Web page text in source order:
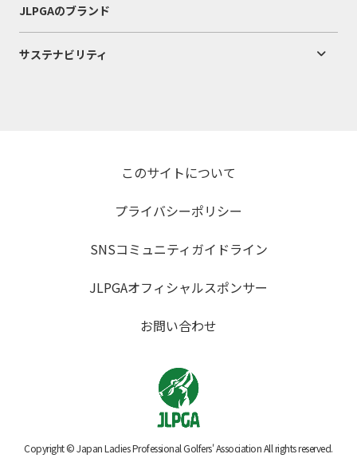
JLPGAのブランド
サステナビリティ
このサイトについて
プライバシーポリシー
SNSコミュニティガイドライン
JLPGAオフィシャルスポンサー
お問い合わせ
Copyright © Japan Ladies Professional Golfers' Association All rights reserved.